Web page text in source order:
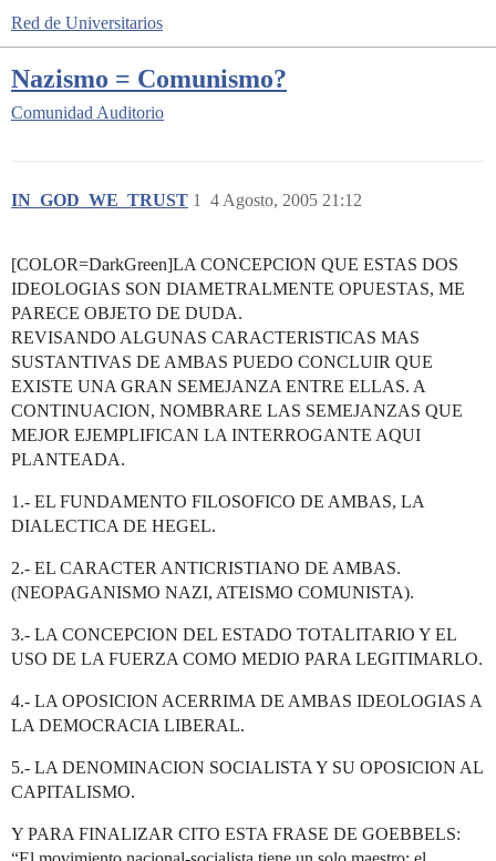
Red de Universitarios
Nazismo = Comunismo?
Comunidad Auditorio
IN_GOD_WE_TRUST 4 Agosto, 2005 21:12
1
[COLOR=DarkGreen]LA CONCEPCION QUE ESTAS DOS
IDEOLOGIAS SON DIAMETRALMENTE OPUESTAS, ME
PARECE OBJETO DE DUDA.
REVISANDO ALGUNAS CARACTERISTICAS MAS
SUSTANTIVAS DE AMBAS PUEDO CONCLUIR QUE
EXISTE UNA GRAN SEMEJANZA ENTRE ELLAS. A
CONTINUACION, NOMBRARE LAS SEMEJANZAS QUE
MEJOR EJEMPLIFICAN LA INTERROGANTE AQUI
PLANTEADA.
1.- EL FUNDAMENTO FILOSOFICO DE AMBAS, LA
DIALECTICA DE HEGEL.
2.- EL CARACTER ANTICRISTIANO DE AMBAS.
(NEOPAGANISMO NAZI, ATEISMO COMUNISTA).
3.- LA CONCEPCION DEL ESTADO TOTALITARIO Y EL
USO DE LA FUERZA COMO MEDIO PARA LEGITIMARLO.
4.- LA OPOSICION ACERRIMA DE AMBAS IDEOLOGIAS A
LA DEMOCRACIA LIBERAL.
5.- LA DENOMINACION SOCIALISTA Y SU OPOSICION AL
CAPITALISMO.
Y PARA FINALIZAR CITO ESTA FRASE DE GOEBBELS: